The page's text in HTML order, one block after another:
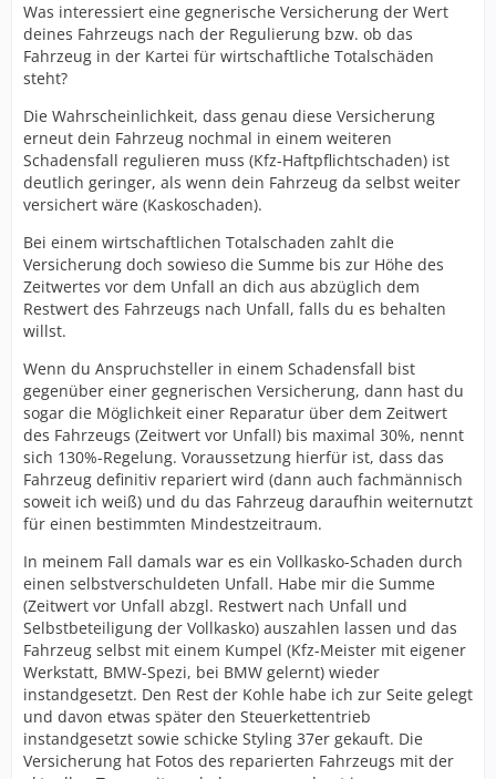
jährlich wirklich ca. 20 mal. Es stimmt, dass einige
Versicherungen kritischer sind als andere, aber ich
kann dir garantieren, dass die HUK und Allianz die
Schlimmsten sind. Ich zeige dir kurz mal die Szenarien
1. WBW wiederherstellen durch Tageszeitungsbilder
nach dem vorherigen Unfall: Versicherung wird sagen,
dass das nicht ausreichend ist, denn wenn es nicht
Sach- und fachgerecht (das geht nur bei einer
Vertragswerkstatt oder vernünftigen Werkstatt) gemacht
worden ist, wird eine Wertwiederherstellung nicht
anerkannt.
2. WBW wiederherstellen durch Reparaturbestätigung
eines Gutachters nach der Reparatur. Mit
Teilerechnungen möglich, aber auch dann schwierig,
weil dies nicht von jeder Versicherung akzeptiert wird.
3. WBW wiederherstellen durch sach- und
fachgerechter Reparatur mit Nachweis einer Rechnung:
geht immer durch ohne Probleme"
Was interessiert eine gegnerische Versicherung der Wert
deines Fahrzeugs nach der Regulierung bzw. ob das
Fahrzeug in der Kartei für wirtschaftliche Totalschäden
steht?
Die Wahrscheinlichkeit, dass genau diese Versicherung
erneut dein Fahrzeug nochmal in einem weiteren
Schadensfall regulieren muss (Kfz-Haftpflichtschaden) ist
deutlich geringer, als wenn dein Fahrzeug da selbst weiter
versichert wäre (Kaskoschaden).
Bei einem wirtschaftlichen Totalschaden zahlt die
Versicherung doch sowieso die Summe bis zur Höhe des
Zeitwertes vor dem Unfall an dich aus abzüglich dem
Restwert des Fahrzeugs nach Unfall, falls du es behalten
willst.
Wenn du Anspruchsteller in einem Schadensfall bist
gegenüber einer gegnerischen Versicherung, dann hast du
sogar die Möglichkeit einer Reparatur über dem Zeitwert
des Fahrzeugs (Zeitwert vor Unfall) bis maximal 30%, nennt
sich 130%-Regelung. Voraussetzung hierfür ist, dass das
Fahrzeug definitiv repariert wird (dann auch fachmännisch
soweit ich weiß) und du das Fahrzeug daraufhin weiternutzt
für einen bestimmten Mindestzeitraum.
In meinem Fall damals war es ein Vollkasko-Schaden durch
einen selbstverschuldeten Unfall. Habe mir die Summe
(Zeitwert vor Unfall abzgl. Restwert nach Unfall und
Selbstbeteiligung der Vollkasko) auszahlen lassen und das
Fahrzeug selbst mit einem Kumpel (Kfz-Meister mit eigener
Werkstatt, BMW-Spezi, bei BMW gelernt) wieder
instandgesetzt. Den Rest der Kohle habe ich zur Seite gelegt
und davon etwas später den Steuerkettentrieb
instandgesetzt sowie schicke Styling 37er gekauft. Die
Versicherung hat Fotos des reparierten Fahrzeugs mit der